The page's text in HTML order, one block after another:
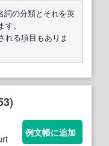
詞の分類とそれを英
。
れる項目もありま
例文帳に追加